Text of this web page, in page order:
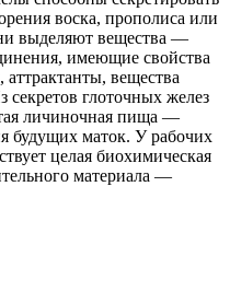
воска, прополиса или
выделяют вещества —
имеющие свойства
вещества
глоточных желез
личиночная пища —
будущих маток. У рабочих
целая биохимическая
материала —